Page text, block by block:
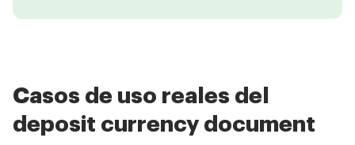
Casos de uso reales del
deposit currency document